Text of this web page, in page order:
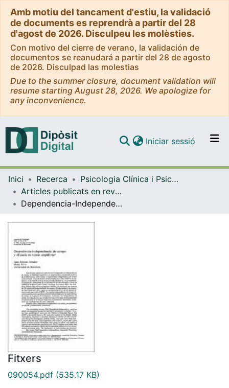
Amb motiu del tancament d'estiu, la validació
de documents es reprendrà a partir del 28
d'agost de 2026. Disculpeu les molèsties.
Con motivo del cierre de verano, la validación de
documentos se reanudará a partir del 28 de agosto
de 2026. Disculpad las molestias
Due to the summer closure, document validation will
resume starting August 28, 2026. We apologize for
any inconvenience.
Navega per tot el DD
Com publicar
Iniciar sessió (current)
Inici Recerca
Psicologia Clínica i Psicobiologia
Articles publicats en revistes (Psicologia Clínica i Psicobiologia)
Dependencia-Independencia de Campo y Eficacia en tareas cognitivas
Fitxers
090054.pdf (535.17 KB)